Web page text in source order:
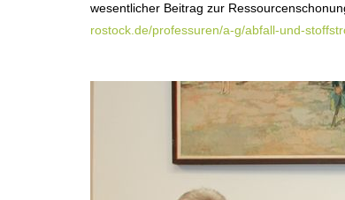
wesentlicher Beitrag zur
rostock.de/professuren/a-g/abfall-und-